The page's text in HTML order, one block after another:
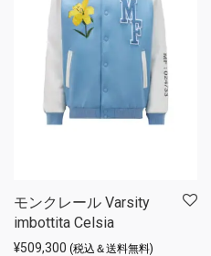
モンクレール Varsity
imbottita Celsia
¥509,300 (税込＆送料無料)